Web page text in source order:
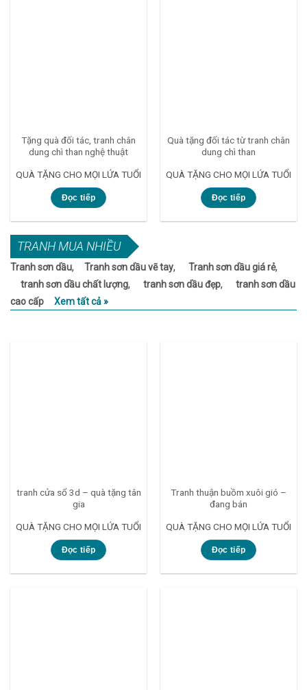
Tặng quà đối tác, tranh chân
dung chì than nghệ thuật
QUÀ TẶNG CHO MỌI LỨA TUỔI
Đọc tiếp
Quà tặng đối tác từ tranh chân
dung chì than
QUÀ TẶNG CHO MỌI LỨA TUỔI
Đọc tiếp
TRANH MUA NHIỀU
Tranh sơn dầu, Tranh sơn dầu vẽ tay, Tranh sơn dầu giá rẻ,
tranh sơn dầu chất lượng, tranh sơn dầu đẹp,
tranh sơn dầu
cao cấp
Xem tất cả »
tranh cửa sổ 3d – quà tặng tân
gia
QUÀ TẶNG CHO MỌI LỨA TUỔI
Đọc tiếp
Tranh thuận buồm xuôi gió –
đang bán
QUÀ TẶNG CHO MỌI LỨA TUỔI
Đọc tiếp